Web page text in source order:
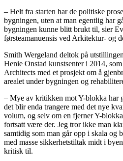
– Helt fra starten har de politiske
bygningen, uten at man egentlig har
bygningen kunne blitt brukt til, sier
førsteamanuensis ved Arkitektur- og
Smith Wergeland deltok på
Henie Onstad kunstsenter i 2014,
Architects med et prosjekt om å
arealet under bygningen og
– Mye av kritikken mot Y-blokka har
det blir enda trangere med det nye
volum, og selv om en fjerner Y-
fortsatt være der. Jeg tror ikke man
samtidig som man går opp i skala og
med masse sikkerhetstiltak midt i
kritisk til.